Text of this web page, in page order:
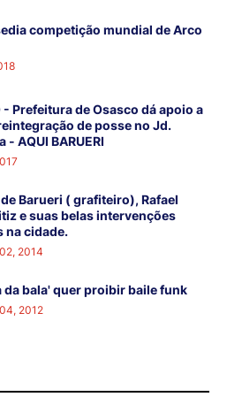
competição mundial de Arco
- Prefeitura de Osasco dá apoio a
de posse no Jd.
- AQUI BARUERI
Barueri ( grafiteiro), Rafael
e suas belas intervenções
na cidade.
2014
da bala' quer proibir baile funk
2012